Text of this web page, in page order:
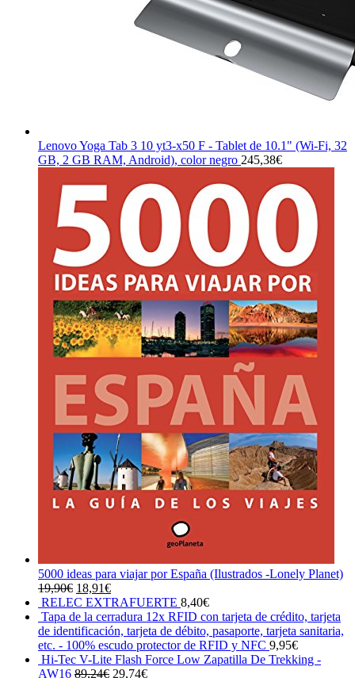
Lenovo Yoga Tab 3 10 yt3-x50 F - Tablet de 10.1" (Wi-Fi, 32
GB, 2 GB RAM, Android), color negro 245,38€
5000 ideas para viajar por España (Ilustrados -Lonely Planet)
19,90€ El
precio
original
era:
19,90€.
18,91€El
precio
actual
es:
18,91€.
RELEC EXTRAFUERTE 8,40€
Tapa de la cerradura 12x RFID con tarjeta de crédito, tarjeta
de identificación, tarjeta de débito, pasaporte, tarjeta sanitaria,
etc. - 100% escudo protector de RFID y NFC 9,95€
Hi-Tec V-Lite Flash Force Low Zapatilla De Trekking -
AW16 89,24€ El
29,74€El